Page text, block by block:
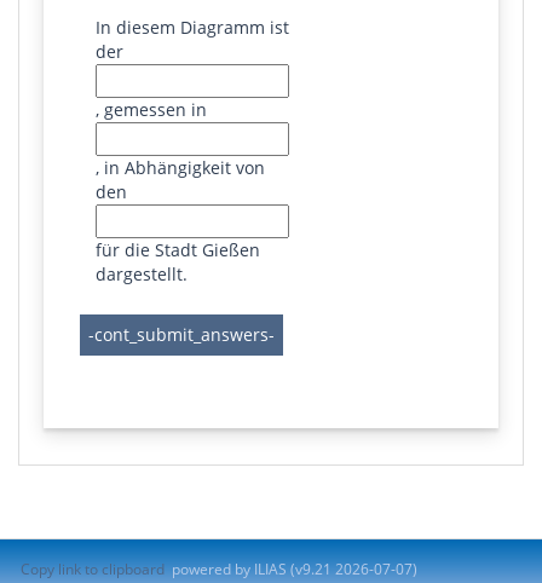
In diesem Diagramm ist
der
, gemessen in
, in Abhängigkeit von
den
für die Stadt Gießen
dargestellt.
Copy link to clipboard powered by ILIAS (v9.21 2026-07-07)